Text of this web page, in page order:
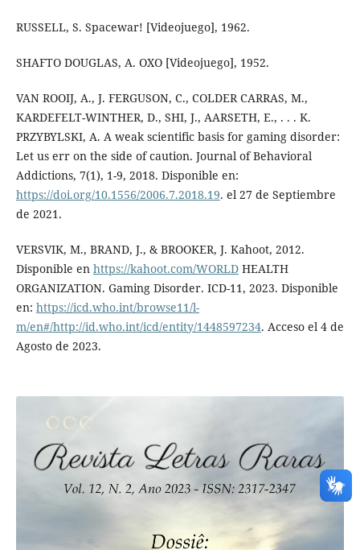
RUSSELL, S. Spacewar! [Videojuego], 1962.
SHAFTO DOUGLAS, A. OXO [Videojuego], 1952.
VAN ROOIJ, A., J. FERGUSON, C., COLDER CARRAS, M.,
KARDEFELT-WINTHER, D., SHI, J., AARSETH, E., . . . K.
PRZYBYLSKI, A. A weak scientific basis for gaming disorder:
Let us err on the side of caution. Journal of Behavioral
Addictions, 7(1), 1-9, 2018. Disponible en:
https://doi.org/10.1556/2006.7.2018.19. el 27 de Septiembre
de 2021.
VERSVIK, M., BRAND, J., & BROOKER, J. Kahoot, 2012.
Disponible en https://kahoot.com/WORLDHEALTH
ORGANIZATION. Gaming Disorder. ICD-11, 2023. Disponible
en: https://icd.who.int/browse11/l-
m/en#/http://id.who.int/icd/entity/1448597234. Acceso el 4 de
Agosto de 2023.